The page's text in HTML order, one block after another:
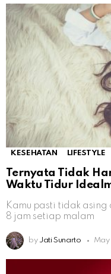
KESEHATAN LIFESTYLE
Ternyata Tidak
Waktu Tidur
Kamu pasti tidak
8 jam setiap malam
by Jati Sunarto May